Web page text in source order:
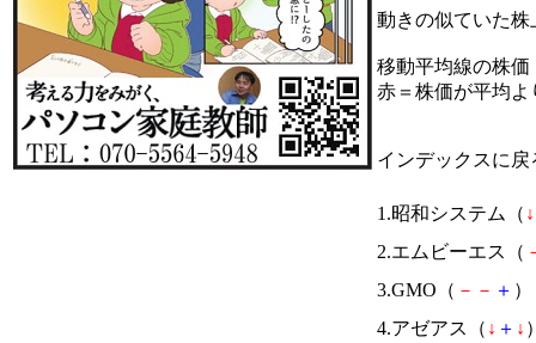
動きの似ていた
移動平均線の株価
赤＝株価が平均
インデックスに戻
1.昭和システム（ ↓
2.エムビーエス（
3.GMO（ － － ＋ ）
4.アゼアス（ ↓ ＋ ↓